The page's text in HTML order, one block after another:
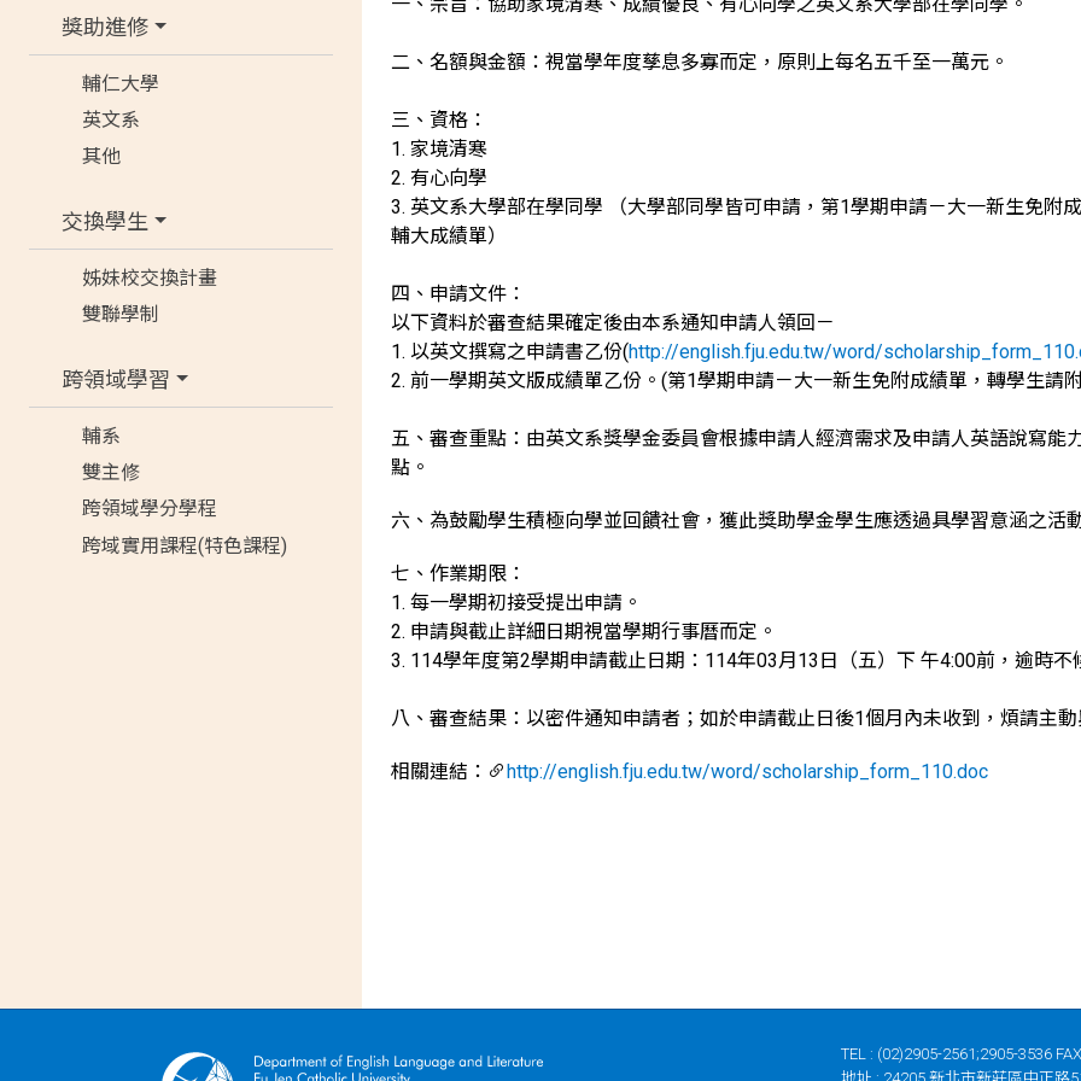
獎助進修
輔仁大學
英文系
其他
交換學生
姊妹校交換計畫
雙聯學制
跨領域學習
輔系
雙主修
跨領域學分學程
跨域實用課程(特色課程)
二、名額與金額：視當學年度孳息多寡而定，原則上每名五千至一萬元。
三、資格：
1. 家境清寒
2. 有心向學
3. 英文系大學部在學同學 （大學部同學皆可申請，第1學期申請－大一新生免附
輔大成績單）
四、申請文件：
以下資料於審查結果確定後由本系通知申請人領回－
1. 以英文撰寫之申請書乙份(http://english.fju.edu.tw/word/
2. 前一學期英文版成績單乙份。(第1學期申請－大一新生免附成績單，轉學生請
五、審查重點：由英文系獎學金委員會根據申請人經濟需求及申請人英語說寫
點。
六、為鼓勵學生積極向學並回饋社會，獲此獎助學金學生應透過具學習意涵之活
七、作業期限：
1. 每一學期初接受提出申請。
2. 申請與截止詳細日期視當學期行事曆而定。
3. 114學年度第2學期申請截止日期：114年03月13日（五）下 午4:00前，逾時不
八、審查結果：以密件通知申請者；如於申請截止日後1個月內未收到，煩請主
相關連結： http://english.fju.edu.tw/word/scholarship_form_110.doc
TEL : (02)2905-2561;2905-3536